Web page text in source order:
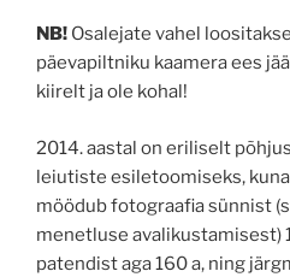
NB! Osalejate vahel
päevapiltniku kaamera ees
kiirelt ja ole kohal!
2014. aastal on eriliselt
leiutiste esiletoomiseks,
möödub fotograafia sünnist
menetluse avalikustamisest)
patendist aga 160 a, ning